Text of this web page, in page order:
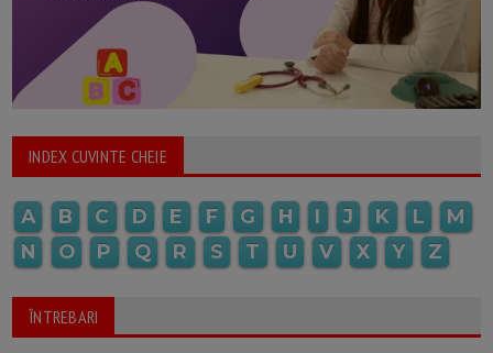
INDEX CUVINTE CHEIE
A B C D E F G H I J K L
M
N
O P Q R S T U V X Y Z
ÎNTREBARI